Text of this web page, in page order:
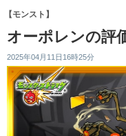
【モンスト】
オーポレンの評
2025年04月11日16時25分